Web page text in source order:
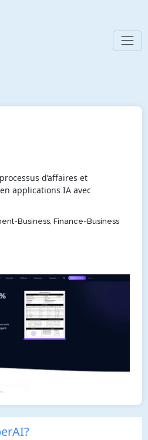
d’affaires et
applications IA avec
Business, Finance-Business